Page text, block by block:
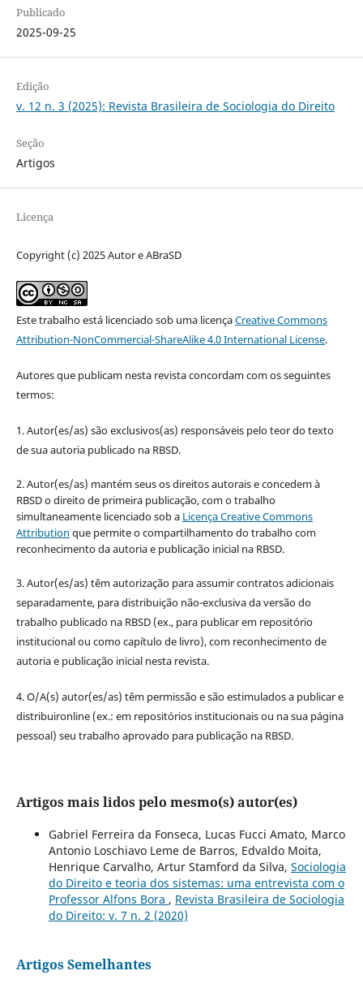
Publicado
2025-09-25
Edição
v. 12 n. 3 (2025): Revista Brasileira de Sociologia do Direito
Seção
Artigos
Licença
Copyright (c) 2025 Autor e ABraSD
Este trabalho está licenciado sob uma licençaCreative Commons
Attribution-NonCommercial-ShareAlike 4.0 International License.
Autores que publicam nesta revista concordam com os seguintes
termos:
1. Autor(es/as) são exclusivos(as) responsáveis pelo teor do texto
de sua autoria publicado na RBSD.
2. Autor(es/as) mantém seus os direitos autorais e concedem à
RBSD o direito de primeira publicação, com o trabalho
simultaneamente licenciado sob a Licença Creative Commons
Attribution que permite o compartilhamento do trabalho com
reconhecimento da autoria e publicação inicial na RBSD.
3. Autor(es/as) têm autorização para assumir contratos adicionais
separadamente, para distribuição não-exclusiva da versão do
trabalho publicado na RBSD (ex., para publicar em repositório
institucional ou como capítulo de livro), com reconhecimento de
autoria e publicação inicial nesta revista.
4. O/A(s) autor(es/as) têm permissão e são estimulados a publicar e
distribuironline (ex.: em repositórios institucionais ou na sua página
pessoal) seu trabalho aprovado para publicação na RBSD.
Artigos mais lidos pelo mesmo(s) autor(es)
Gabriel Ferreira da Fonseca, Lucas Fucci Amato, Marco
Antonio Loschiavo Leme de Barros, Edvaldo Moita,
Henrique Carvalho, Artur Stamford da Silva, Sociologia
do Direito e teoria dos sistemas: uma entrevista com o
Professor Alfons Bora , Revista Brasileira de Sociologia
do Direito: v. 7 n. 2 (2020)
Artigos Semelhantes